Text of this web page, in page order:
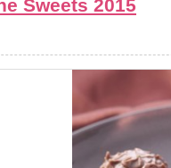
Sweets 2015